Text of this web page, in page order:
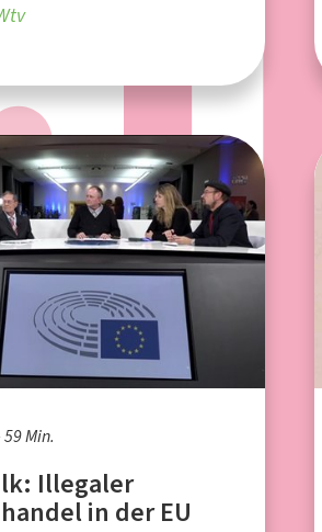
Min.
Illegaler
in der EU